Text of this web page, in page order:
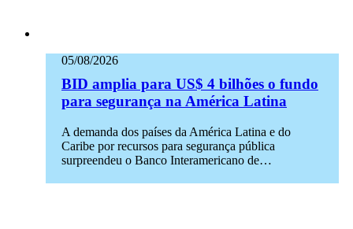
05/08/2026
BID amplia para US$ 4 bilhões o fundo
para segurança na América Latina
A demanda dos países da América Latina e do
Caribe por recursos para segurança pública
surpreendeu o Banco Interamericano de…